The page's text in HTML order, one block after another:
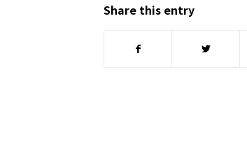
Share this entry